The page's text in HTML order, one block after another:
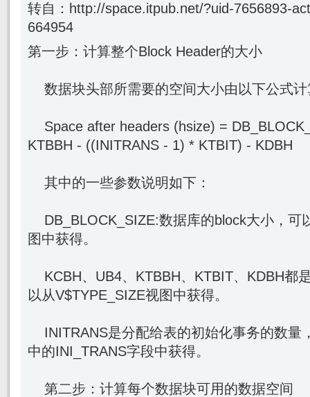
转自：http://space.itpub.net/?uid-7656893-
664954
第一步：计算整个Block Header的大小
数据块头部所需要的空间大小由以下公式计
Space after headers (hsize) =
KTBBH - ((INITRANS - 1) * KTBIT) - KDBH
其中的一些参数说明如下：
DB_BLOCK_SIZE:数据库的block大小，可
图中获得。
KCBH、UB4、KTBBH、KTBIT、KDBH都
以从V$TYPE_SIZE视图中获得。
INITRANS是分配给表的初始化事务的数量
中的INI_TRANS字段中获得。
第二步：计算每个数据块可用的数据空间